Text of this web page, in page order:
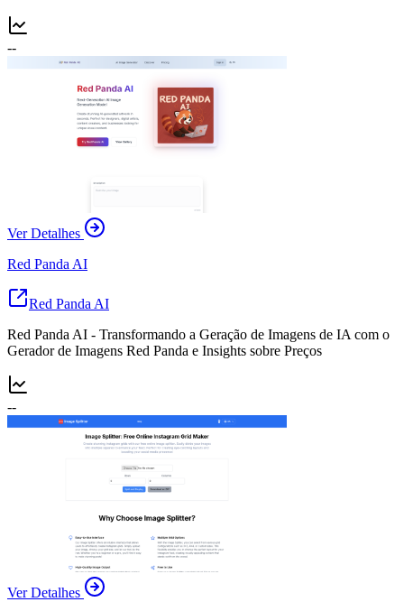
--
Ver Detalhes
Red Panda AI
Red Panda AI
Red Panda AI - Transformando a Geração de Imagens de IA com o
Gerador de Imagens Red Panda e Insights sobre Preços
--
Ver Detalhes